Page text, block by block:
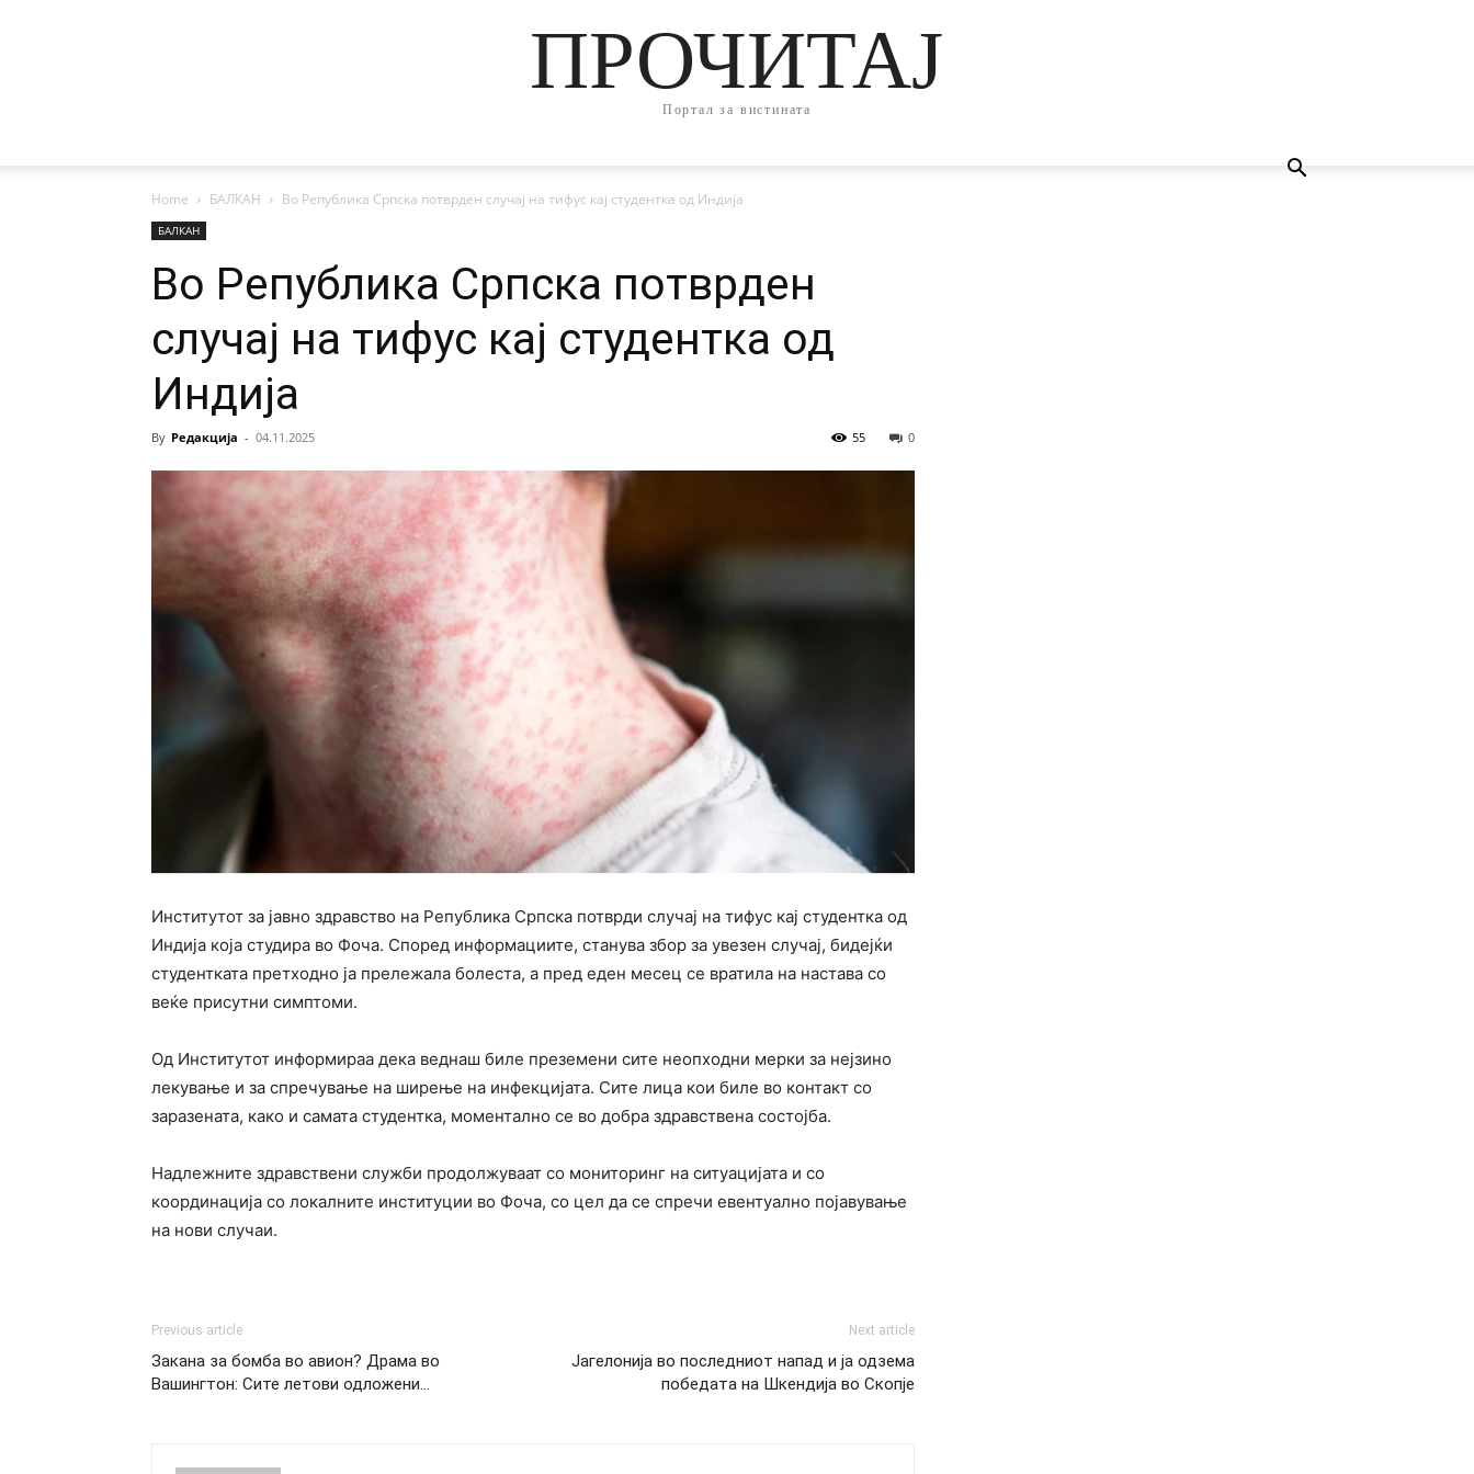
ПРОЧИТАЈ
Портал за вистината
Home БАЛКАН Во Република Српска потврден случај на тифус кај студентка од Индија
БАЛКАН
Во Република Српска потврден
случај на тифус кај студентка од
Индија
By Редакција - 04.11.2025 0
55
Институтот за јавно здравство на Република Српска потврди случај на тифус кај студентка од
Индија која студира во Фоча. Според информациите, станува збор за увезен случај, бидејќи
студентката претходно ја прележала болеста, а пред еден месец се вратила на настава со
веќе присутни симптоми.
Од Институтот информираа дека веднаш биле преземени сите неопходни мерки за нејзино
лекување и за спречување на ширење на инфекцијата. Сите лица кои биле во контакт со
заразената, како и самата студентка, моментално се во добра здравствена состојба.
Надлежните здравствени служби продолжуваат со мониторинг на ситуацијата и со
координација со локалните институции во Фоча, со цел да се спречи евентуално појавување
на нови случаи.
Previous article
Закана за бомба во авион? Драма во
Вашингтон: Сите летови одложени…
Next article
Јагелонија во последниот напад и ја одзема
победата на Шкендија во Скопје